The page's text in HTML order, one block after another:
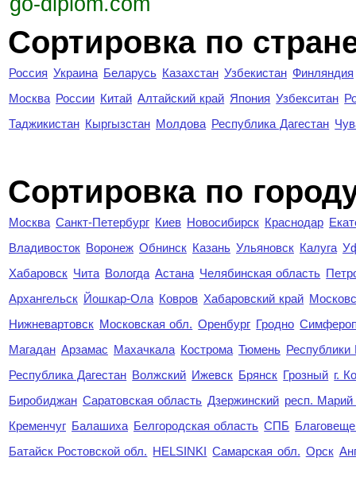
Сортировка по
Россия Украина Беларусь Казахстан Узбекистан Финляндия
Москва России Китай Алтайский край Япония Узбекситан
Таджикистан Кыргызстан Молдова Республика Дагестан
Cортировка по
Москва Санкт-Петербург Киев Новосибирск Краснодар
Владивосток Воронеж Обнинск Казань Ульяновск Калуга
Хабаровск Чита Вологда Астана Челябинская область
Архангельск Йошкар-Ола Ковров Хабаровский край
Нижневартовск Московская обл. Оренбург Гродно
Магадан Арзамас Махачкала Кострома Тюмень Республики
Республика Дагестан Волжский Ижевск Брянск Грозный г.
Биробиджан Саратовская область Дзержинский респ.
Кременчуг Балашиха Белгородская область СПБ
Батайск Ростовской обл. HELSINKI Самарская обл. Орск